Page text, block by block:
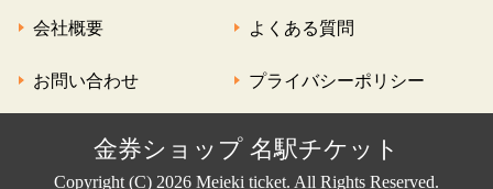
会社概要 よくある質問
お問い合わせ プライバシーポリシー
金券ショップ 名駅チケット
Copyright (C) 2026 Meieki ticket. All Rights Reserved.